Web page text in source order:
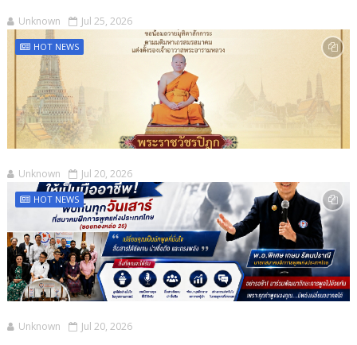
Unknown Jul 25, 2026
HOT NEWS
Unknown Jul 20, 2026
HOT NEWS
Unknown Jul 20, 2026